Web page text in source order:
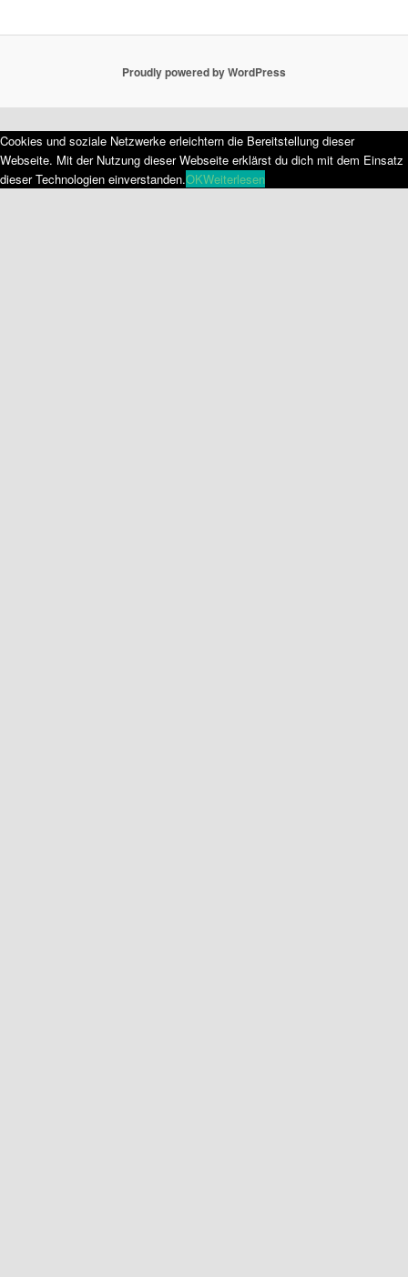
Proudly powered by WordPress
Cookies und soziale Netzwerke erleichtern die Bereitstellung dieser
Webseite. Mit der Nutzung dieser Webseite erklärst du dich mit dem Einsatz
dieser Technologien einverstanden.OKWeiterlesen